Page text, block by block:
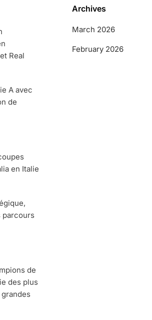
Real
A avec
de
en Italie
parcours
de
des plus
Archives
March 2026
February 2026